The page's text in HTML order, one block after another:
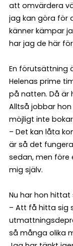
att omvärdera
jag kan göra för
känner kämpar
har jag de här
En förutsättning
Helenas prime
på natten. Då är
Alltså jobbar
möjligt inte
– Det kan låta
är så det
sedan, men före
mig själv.
Nu har hon hittat
– Att få hitta sig
så många olika